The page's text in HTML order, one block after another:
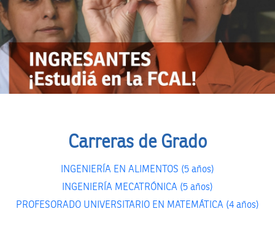
Carreras de Grado
INGENIERÍA EN ALIMENTOS (5 años)
INGENIERÍA MECATRÓNICA (5 años)
PROFESORADO UNIVERSITARIO EN MATEMÁTICA (4 años)